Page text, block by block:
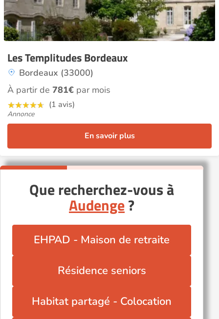
Les Templitudes Bordeaux
Bordeaux (33000)
À partir de 781€ par mois
(1 avis)
Annonce
En savoir plus
Que recherchez-vous à
Audenge?
EHPAD - Maison de retraite
Résidence seniors
Habitat partagé - Colocation